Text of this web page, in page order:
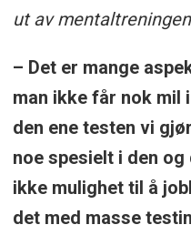
ut av
– Det er mange
man ikke får nok mil
den ene testen vi
noe spesielt i den
ikke mulighet til å
det med masse